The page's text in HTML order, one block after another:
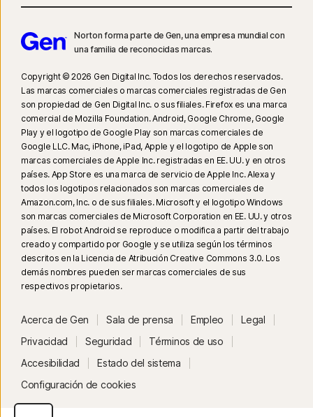
Norton forma parte de Gen, una empresa mundial con
una familia de reconocidas marcas.
Copyright © 2026 Gen Digital Inc. Todos los derechos reservados.
Las marcas comerciales o marcas comerciales registradas de Gen
son propiedad de Gen Digital Inc. o sus filiales. Firefox es una marca
comercial de Mozilla Foundation. Android, Google Chrome, Google
Play y el logotipo de Google Play son marcas comerciales de
Google LLC. Mac, iPhone, iPad, Apple y el logotipo de Apple son
marcas comerciales de Apple Inc. registradas en EE. UU. y en otros
países. App Store es una marca de servicio de Apple Inc. Alexa y
todos los logotipos relacionados son marcas comerciales de
Amazon.com, Inc. o de sus filiales. Microsoft y el logotipo Windows
son marcas comerciales de Microsoft Corporation en EE. UU. y otros
países. El robot Android se reproduce o modifica a partir del trabajo
creado y compartido por Google y se utiliza según los términos
descritos en la Licencia de Atribución Creative Commons 3.0. Los
demás nombres pueden ser marcas comerciales de sus
respectivos propietarios.
Acerca de Gen Sala de prensa Empleo
Legal
Privacidad
Seguridad
Términos de uso
Accesibilidad
Estado del sistema
Configuración de cookies